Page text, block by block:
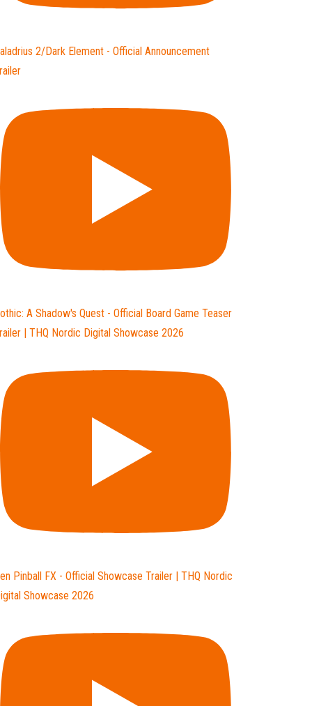
2/Dark Element - Official Announcement
A Shadow's Quest - Official Board Game Teaser
| THQ Nordic Digital Showcase 2026
Pinball FX - Official Showcase Trailer | THQ Nordic
Showcase 2026